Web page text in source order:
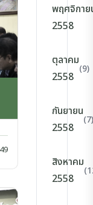
พฤศจิกาย
2558
ตุลาคม
2558
(9)
กันยายน
2558
(7)
สิงหาคม
2558